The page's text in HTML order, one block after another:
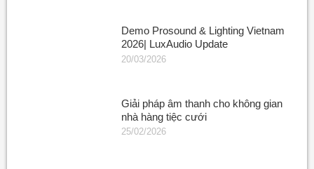
Demo Prosound & Lighting Vietnam
2026| LuxAudio Update
20/03/2026
Giải pháp âm thanh cho không gian
nhà hàng tiệc cưới
25/02/2026